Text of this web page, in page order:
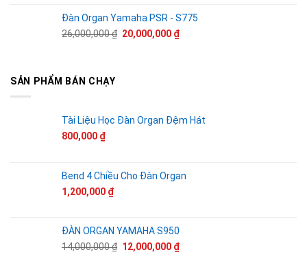
Đàn Organ Yamaha PSR - S775
26,000,000₫ Giá
20,000,000 ₫Giá
SẢN PHẨM BÁN CHẠY
Tài Liệu Học Đàn Organ Đệm Hát
800,000 ₫
Bend 4 Chiều Cho Đàn Organ
1,200,000 ₫
ĐÀN ORGAN YAMAHA S950
14,000,000₫ Giá
12,000,000 ₫Giá